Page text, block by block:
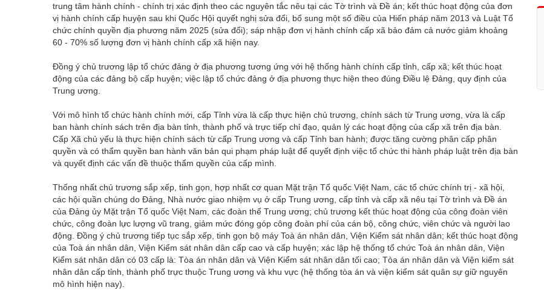
trung tâm hành chính - chính trị xác định theo các nguyên tắc nêu tại các Tờ trình và Đề án; kết thúc hoạt động của đơn
vị hành chính cấp huyện sau khi Quốc Hội quyết nghị sửa đổi, bổ sung một số điều của Hiến pháp năm 2013 và Luật Tổ
chức chính quyền địa phương năm 2025 (sửa đổi); sáp nhập đơn vị hành chính cấp xã bảo đảm cả nước giảm khoảng
60 - 70% số lượng đơn vị hành chính cấp xã hiện nay.
Đồng ý chủ trương lập tổ chức đảng ở địa phương tương ứng với hệ thống hành chính cấp tỉnh, cấp xã; kết thúc hoạt
động của các đảng bộ cấp huyện; việc lập tổ chức đảng ở địa phương thực hiện theo đúng Điều lệ Đảng, quy định của
Trung ương.
Với mô hình tổ chức hành chính mới, cấp Tỉnh vừa là cấp thực hiện chủ trương, chính sách từ Trung ương, vừa là cấp
ban hành chính sách trên địa bàn tỉnh, thành phố và trực tiếp chỉ đạo, quản lý các hoạt động của cấp xã trên địa bàn.
Cấp Xã chủ yếu là thực hiện chính sách từ cấp Trung ương và cấp Tỉnh ban hành; được tăng cường phân cấp phân
quyền và có thẩm quyền ban hành văn bản qui phạm pháp luật để quyết định việc tổ chức thi hành pháp luật trên địa bàn
và quyết định các vấn đề thuộc thẩm quyền của cấp mình.
Thống nhất chủ trương sắp xếp, tinh gọn, hợp nhất cơ quan Mặt trận Tổ quốc Việt Nam, các tổ chức chính trị - xã hội,
các hội quần chúng do Đảng, Nhà nước giao nhiệm vụ ở cấp Trung ương, cấp tỉnh và cấp xã nêu tại Tờ trình và Đề án
của Đảng ủy Mặt trận Tổ quốc Việt Nam, các đoàn thể Trung ương; chủ trương kết thúc hoạt động của công đoàn viên
chức, công đoàn lực lượng vũ trang, giảm mức đóng góp công đoàn phí của cán bộ, công chức, viên chức và người lao
động. Đồng ý chủ trương tiếp tục sắp xếp, tinh gọn bộ máy Toà án nhân dân, Viện Kiểm sát nhân dân; kết thúc hoạt động
của Toà án nhân dân, Viện Kiểm sát nhân dân cấp cao và cấp huyện; xác lập hệ thống tổ chức Toà án nhân dân, Viện
Kiểm sát nhân dân có 03 cấp là: Tòa án nhân dân và Viện Kiểm sát nhân dân tối cao; Tòa án nhân dân và Viện kiểm sát
nhân dân cấp tỉnh, thành phố trực thuộc Trung ương và khu vực (hệ thống tòa án và viện kiểm sát quân sự giữ nguyên
mô hình hiện nay).